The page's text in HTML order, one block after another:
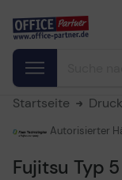
Startseite
Fujitsu Typ
Autorisierter